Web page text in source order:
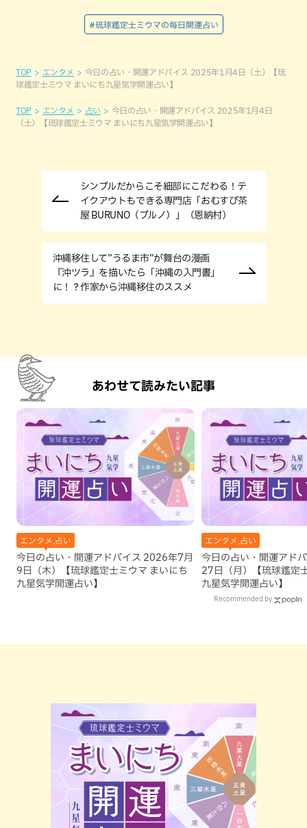
#琉球鑑定士ミウマの毎日開運占い
TOP エンタメ
今日の占い・開運アドバイス 2025年1月4日（土）【琉
球鑑定士ミウマ まいにち九星気学開運占い】
TOP エンタメ 占い
今日の占い・開運アドバイス 2025年1月4日
（土）【琉球鑑定士ミウマ まいにち九星気学開運占い】
シンプルだからこそ細部にこだわる！テ
イクアウトもできる専門店「おむすび茶
屋 BURUNO（ブルノ）」（恩納村）
沖縄移住して”うるま市”が舞台の漫画
『沖ツラ』を描いたら「沖縄の入門書」
に！？作家から沖縄移住のススメ
あわせて読みたい記事
エンタメ,占い
今日の占い・開運アドバイス 2026年7月
9日（木）【琉球鑑定士ミウマ まいにち
九星気学開運占い】
エンタメ,占い
今日の占い・開運アド
27日（月）【琉球鑑定
九星気学開運占い】
Recommended by